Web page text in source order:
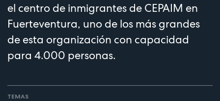
el centro de inmigrantes de CEPAIM en
Fuerteventura, uno de los más grandes
de esta organización con capacidad
para 4.000 personas.
TEMAS